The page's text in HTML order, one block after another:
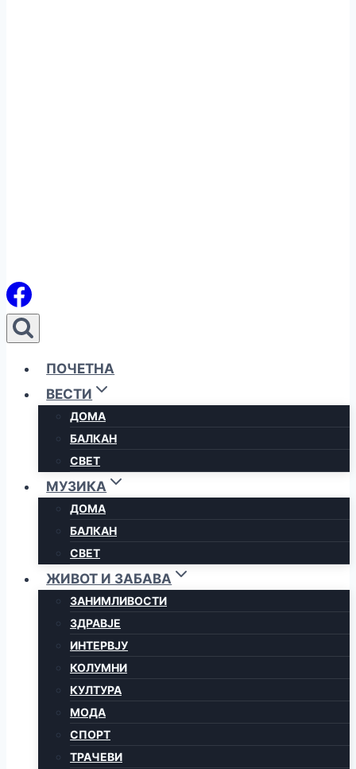
ПОЧЕТНА
ВЕСТИ
ДОМА
БАЛКАН
СВЕТ
МУЗИКА
ДОМА
БАЛКАН
СВЕТ
ЖИВОТ И ЗАБАВА
ЗАНИМЛИВОСТИ
ЗДРАВЈЕ
ИНТЕРВЈУ
КОЛУМНИ
КУЛТУРА
МОДА
СПОРТ
ТРАЧЕВИ